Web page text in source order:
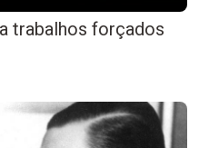
trabalhos forçados